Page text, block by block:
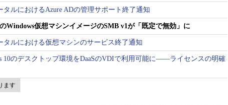
仮想マシン用のほぼ全てのWindows Serverイメージを更新
効化」する措置を講じました（本稿執筆時点では一部更新が完
ました）。2017年8月以降にMarketplaceイメージからデプロ
想マシンは、デプロイ直後の状態でSMB v1が無効になりま
Block Version 1（SMB v1）in Azure［英語］（Microsoft
）
タルにおけるAzure ADの管理サポート終了通知
Windows仮想マシンイメージのSMB v1が「既定で無効」に
タルにおける仮想マシンのサービス終了通知
10のデスクトップ環境をDaaSのVDIで利用可能に――ライセンスの明確
ます